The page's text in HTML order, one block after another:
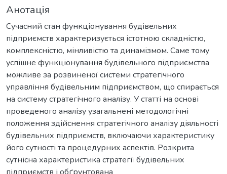
Анотація
Сучасний стан функціонування будівельних
підприємств характеризується істотною складністю,
комплексністю, мінливістю та динамізмом. Саме тому
успішне функціонування будівельного підприємства
можливе за розвиненої системи стратегічного
управління будівельним підприємством, що спирається
на систему стратегічного аналізу. У статті на основі
проведеного аналізу узагальнені методологічні
положення здійснення стратегічного аналізу діяльності
будівельних підприємств, включаючи характеристику
його сутності та процедурних аспектів. Розкрита
сутнісна характеристика стратегії будівельних